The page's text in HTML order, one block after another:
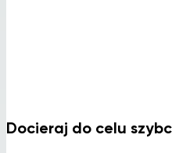
Docieraj do celu